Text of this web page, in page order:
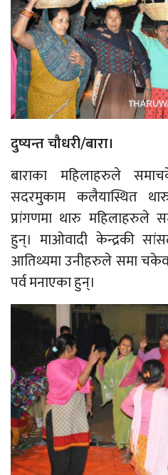
दुष्यन्त चौधरी/बारा।
बाराका महिलाहरुले
सदरमुकाम कलैयास्थित
प्रांगणमा थारु महिलाहरुले
हुन्। माओवादी केन्द्रकी
आतिथ्यमा उनीहरुले समा
पर्व मनाएका हुन्।